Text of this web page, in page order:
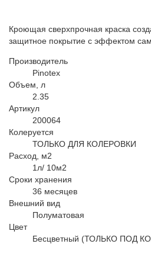
Кроющая сверхпрочная краска
защитное покрытие с эффектом
Производитель
Pinotex
Объем, л
2.35
Артикул
200064
Колеруется
ТОЛЬКО ДЛЯ КОЛЕРОВКИ
Расход, м2
1л/ 10м2
Сроки хранения
36 месяцев
Внешний вид
Полуматовая
Цвет
Бесцветный (ТОЛЬКО ПОД